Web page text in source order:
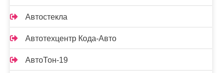
Автостекла
Автотехцентр Кода-Авто
АвтоТон-19